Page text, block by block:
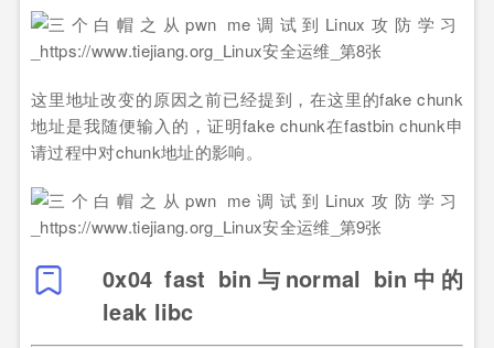
这里地址改变的原因之前已经提到，在这里的fake chunk
地址是我随便输入的，证明fake chunk在fastbin chunk申
请过程中对chunk地址的影响。
0x04 fast bin与normal bin中的
leak libc